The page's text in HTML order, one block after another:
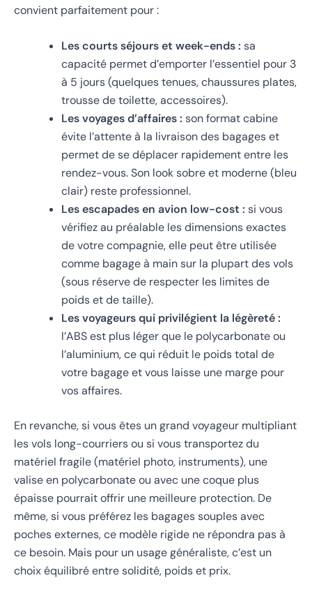
convient parfaitement pour :
Les courts séjours et week-ends : sa
capacité permet d’emporter l’essentiel pour 3
à 5 jours (quelques tenues, chaussures plates,
trousse de toilette, accessoires).
Les voyages d’affaires : son format cabine
évite l’attente à la livraison des bagages et
permet de se déplacer rapidement entre les
rendez-vous. Son look sobre et moderne (bleu
clair) reste professionnel.
Les escapades en avion low-cost : si vous
vérifiez au préalable les dimensions exactes
de votre compagnie, elle peut être utilisée
comme bagage à main sur la plupart des vols
(sous réserve de respecter les limites de
poids et de taille).
Les voyageurs qui privilégient la légèreté :
l’ABS est plus léger que le polycarbonate ou
l’aluminium, ce qui réduit le poids total de
votre bagage et vous laisse une marge pour
vos affaires.
En revanche, si vous êtes un grand voyageur multipliant
les vols long-courriers ou si vous transportez du
matériel fragile (matériel photo, instruments), une
valise en polycarbonate ou avec une coque plus
épaisse pourrait offrir une meilleure protection. De
même, si vous préférez les bagages souples avec
poches externes, ce modèle rigide ne répondra pas à
ce besoin. Mais pour un usage généraliste, c’est un
choix équilibré entre solidité, poids et prix.